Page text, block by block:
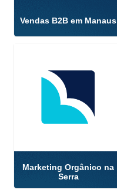
Vendas B2B em Manaus
Marketing Orgânico na
Serra